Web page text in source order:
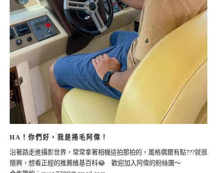
HA！你們好，我是捲毛阿偉！
沿著路走進攝影世界，常常拿著相機這拍那拍的，風格偶爾有點???就很
隨興，想看正經的推薦維基百科😂 歡迎加入阿偉的粉絲團～